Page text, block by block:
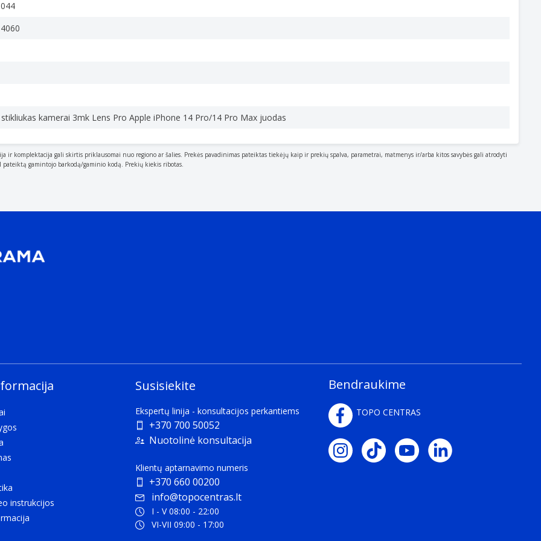
kamerai 3mk Lens Pro Apple iPhone 14 Pro/14 Pro Max juodas
komplektacija gali skirtis priklausomai nuo regiono ar šalies. Prekės pavadinimas pateiktas tiekėjų kaip ir prekių spalva, parametrai, matmenys ir/arba kitos savybės gali atrodyti
gamintojo barkodą/gaminio kodą. Prekių kiekis ribotas.
instrukcijos
Susisiekite
Ekspertų linija - konsultacijos perkantiems
+370 700 50052
Nuotolinė konsultacija
Klientų aptarnavimo numeris
+370 660 00200
info@topocentras.lt
I - V 08:00 - 22:00
VI-VII 09:00 - 17:00
Bendraukime
TOPO CENTRAS